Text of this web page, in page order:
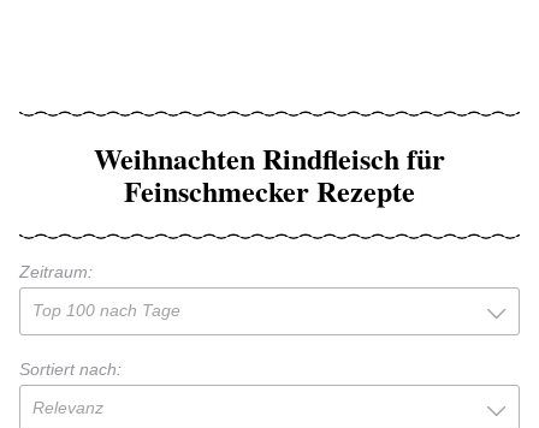
Weihnachten Rindfleisch für
Feinschmecker Rezepte
Zeitraum:
Top 100 nach Tage
Sortiert nach:
Relevanz